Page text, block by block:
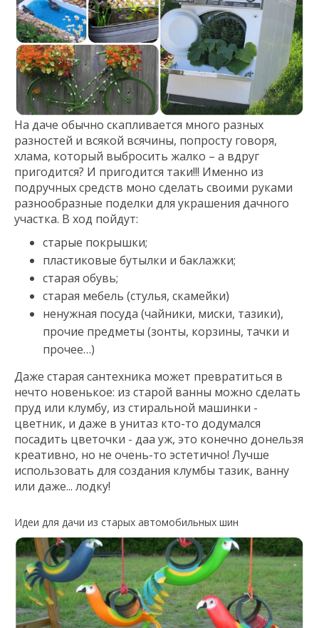
На даче обычно скапливается много разных
разностей и всякой всячины, попросту говоря,
хлама, который выбросить жалко – а вдруг
пригодится? И пригодится таки!!! Именно из
подручных средств моно сделать своими руками
разнообразные поделки для украшения дачного
участка. В ход пойдут:
старые покрышки;
пластиковые бутылки и баклажки;
старая обувь;
старая мебель (стулья, скамейки)
ненужная посуда (чайники, миски, тазики),
прочие предметы (зонты, корзины, тачки и
прочее…)
Даже старая сантехника может превратиться в
нечто новенькое: из старой ванны можно сделать
пруд или клумбу, из стиральной машинки -
цветник, и даже в унитаз кто-то додумался
посадить цветочки - даа уж, это конечно донельзя
креативно, но не очень-то эстетично! Лучше
использовать для создания клумбы тазик, ванну
или даже... лодку!
Идеи для дачи из старых автомобильных шин